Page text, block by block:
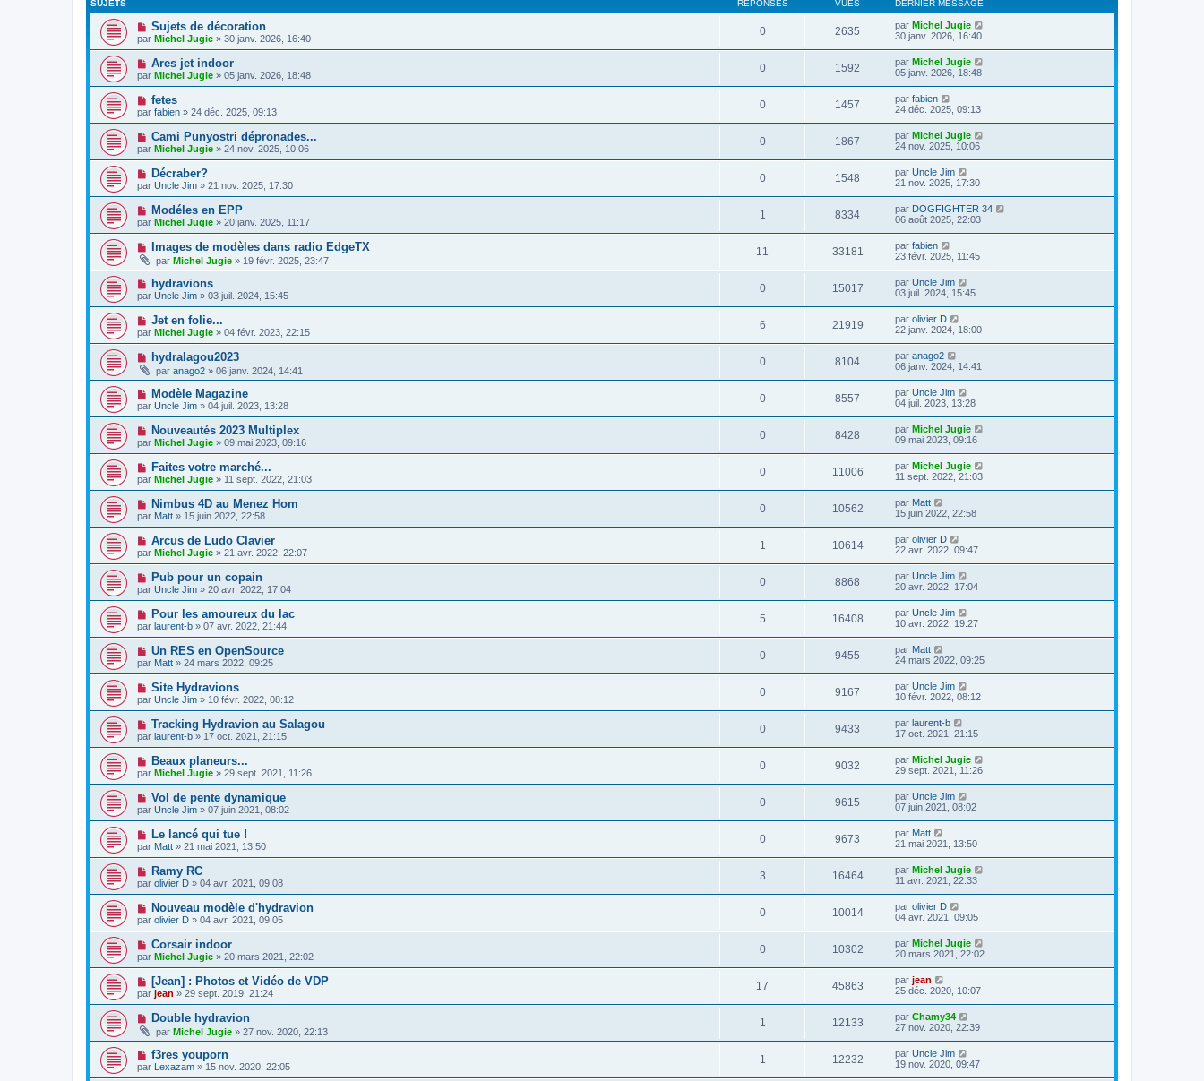
SUJETS RÉPONSES VUES DERNIER MESSAGE
Sujets de décoration
par Michel Jugie » 30 janv. 2026, 16:40
0 2635 par Michel Jugie
30 janv. 2026, 16:40
Ares jet indoor
par Michel Jugie » 05 janv. 2026, 18:48
0 1592 par Michel Jugie
05 janv. 2026, 18:48
fetes
par fabien » 24 déc. 2025, 09:13
0 1457 par fabien
24 déc. 2025, 09:13
Cami Punyostri dépronades...
par Michel Jugie » 24 nov. 2025, 10:06
0 1867 par Michel Jugie
24 nov. 2025, 10:06
Décraber?
par Uncle Jim » 21 nov. 2025, 17:30
0 1548 par Uncle Jim
21 nov. 2025, 17:30
Modéles en EPP
par Michel Jugie » 20 janv. 2025, 11:17
1 8334 par DOGFIGHTER 34
06 août 2025, 22:03
Images de modèles dans radio EdgeTX
par Michel Jugie » 19 févr. 2025, 23:47
11 33181 par fabien
23 févr. 2025, 11:45
hydravions
par Uncle Jim » 03 juil. 2024, 15:45
0 15017 par Uncle Jim
03 juil. 2024, 15:45
Jet en folie...
par Michel Jugie » 04 févr. 2023, 22:15
6 21919 par olivier D
22 janv. 2024, 18:00
hydralagou2023
par anago2 » 06 janv. 2024, 14:41
0 8104 par anago2
06 janv. 2024, 14:41
Modèle Magazine
par Uncle Jim » 04 juil. 2023, 13:28
0 8557 par Uncle Jim
04 juil. 2023, 13:28
Nouveautés 2023 Multiplex
par Michel Jugie » 09 mai 2023, 09:16
0 8428 par Michel Jugie
09 mai 2023, 09:16
Faites votre marché...
par Michel Jugie » 11 sept. 2022, 21:03
0 11006 par Michel Jugie
11 sept. 2022, 21:03
Nimbus 4D au Menez Hom
par Matt » 15 juin 2022, 22:58
0 10562 par Matt
15 juin 2022, 22:58
Arcus de Ludo Clavier
par Michel Jugie » 21 avr. 2022, 22:07
1 10614 par olivier D
22 avr. 2022, 09:47
Pub pour un copain
par Uncle Jim » 20 avr. 2022, 17:04
0 8868 par Uncle Jim
20 avr. 2022, 17:04
Pour les amoureux du lac
par laurent-b » 07 avr. 2022, 21:44
5 16408 par Uncle Jim
10 avr. 2022, 19:27
Un RES en OpenSource
par Matt » 24 mars 2022, 09:25
0 9455 par Matt
24 mars 2022, 09:25
Site Hydravions
par Uncle Jim » 10 févr. 2022, 08:12
0 9167 par Uncle Jim
10 févr. 2022, 08:12
Tracking Hydravion au Salagou
par laurent-b » 17 oct. 2021, 21:15
0 9433 par laurent-b
17 oct. 2021, 21:15
Beaux planeurs...
par Michel Jugie » 29 sept. 2021, 11:26
0 9032 par Michel Jugie
29 sept. 2021, 11:26
Vol de pente dynamique
par Uncle Jim » 07 juin 2021, 08:02
0 9615 par Uncle Jim
07 juin 2021, 08:02
Le lancé qui tue !
par Matt » 21 mai 2021, 13:50
0 9673 par Matt
21 mai 2021, 13:50
Ramy RC
par olivier D » 04 avr. 2021, 09:08
3 16464 par Michel Jugie
11 avr. 2021, 22:33
Nouveau modèle d'hydravion
par olivier D » 04 avr. 2021, 09:05
0 10014 par olivier D
04 avr. 2021, 09:05
Corsair indoor
par Michel Jugie » 20 mars 2021, 22:02
0 10302 par Michel Jugie
20 mars 2021, 22:02
[Jean] : Photos et Vidéo de VDP
par jean » 29 sept. 2019, 21:24
17 45863 par jean
25 déc. 2020, 10:07
Double hydravion
par Michel Jugie » 27 nov. 2020, 22:13
1 12133 par Chamy34
27 nov. 2020, 22:39
f3res youporn
par Lexazam » 15 nov. 2020, 22:05
1 12232 par Uncle Jim
19 nov. 2020, 09:47